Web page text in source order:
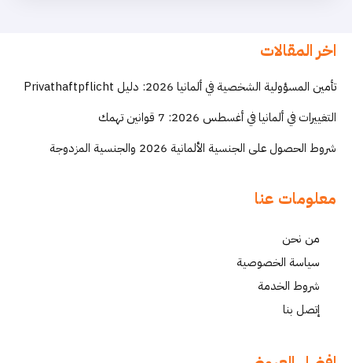
اخر المقالات
تأمين المسؤولية الشخصية في ألمانيا 2026: دليل Privathaftpflicht
التغييرات في ألمانيا في أغسطس 2026: 7 قوانين تهمك
شروط الحصول على الجنسية الألمانية 2026 والجنسية المزدوجة
معلومات عنا
من نحن
سياسة الخصوصية
شروط الخدمة
إتصل بنا